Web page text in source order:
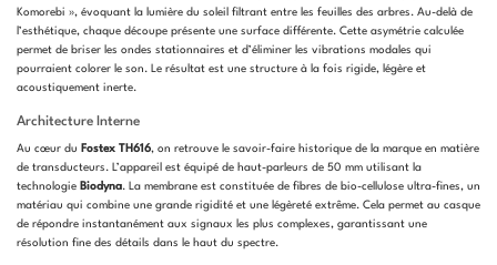
Komorebi », évoquant la lumière du soleil filtrant entre les feuilles des arbres. Au-delà de
l’esthétique, chaque découpe présente une surface différente. Cette asymétrie calculée
permet de briser les ondes stationnaires et d’éliminer les vibrations modales qui
pourraient colorer le son. Le résultat est une structure à la fois rigide, légère et
acoustiquement inerte.
Architecture Interne
Au cœur du Fostex TH616, on retrouve le savoir-faire historique de la marque en matière
de transducteurs. L’appareil est équipé de haut-parleurs de 50 mm utilisant la
technologie Biodyna. La membrane est constituée de fibres de bio-cellulose ultra-fines, un
matériau qui combine une grande rigidité et une légèreté extrême. Cela permet au casque
de répondre instantanément aux signaux les plus complexes, garantissant une
résolution fine des détails dans le haut du spectre.